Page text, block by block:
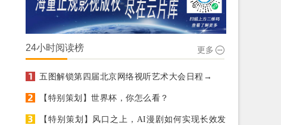
24小时阅读榜 更多
五图解锁第四届北京网络视听艺术大会日程→
【特别策划】世界杯，你怎么看？
【特别策划】风口之上，AI漫剧如何实现长效发